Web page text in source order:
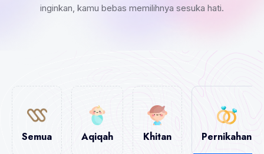
inginkan, kamu bebas memilihnya sesuka hati.
Semua Aqiqah Khitan Pernikahan